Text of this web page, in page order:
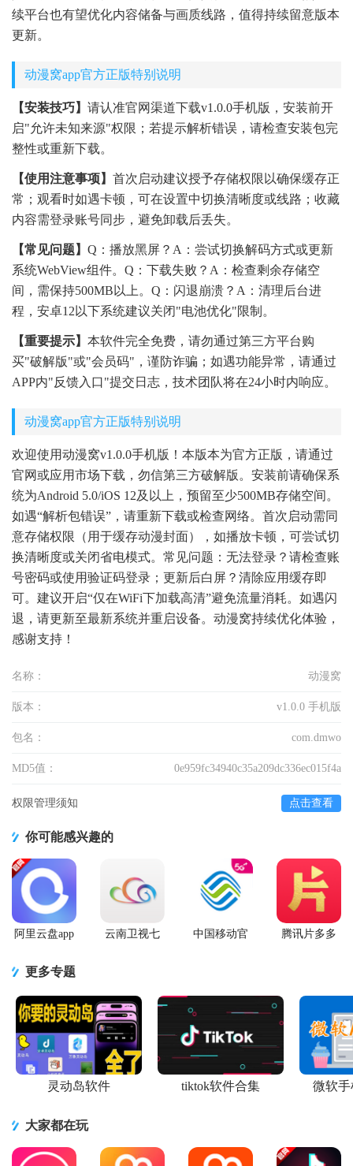
续平台也有望优化内容储备与画质线路，值得持续留意版本
更新。
动漫窝app官方正版特别说明
【安装技巧】 请认准官网渠道下载v1.0.0手机版，安装前开
启"允许未知来源"权限；若提示解析错误，请检查安装包完
整性或重新下载。
【使用注意事项】 首次启动建议授予存储权限以确保缓存正
常；观看时如遇卡顿，可在设置中切换清晰度或线路；收藏
内容需登录账号同步，避免卸载后丢失。
【常见问题】 Q：播放黑屏？A：尝试切换解码方式或更新
系统WebView组件。Q：下载失败？A：检查剩余存储空
间，需保持500MB以上。Q：闪退崩溃？A：清理后台进
程，安卓12以下系统建议关闭"电池优化"限制。
【重要提示】 本软件完全免费，请勿通过第三方平台购
买"破解版"或"会员码"，谨防诈骗；如遇功能异常，请通过
APP内"反馈入口"提交日志，技术团队将在24小时内响应。
动漫窝app官方正版特别说明
欢迎使用动漫窝v1.0.0手机版！本版本为官方正版，请通过
官网或应用市场下载，勿信第三方破解版。安装前请确保系
统为Android 5.0/iOS 12及以上，预留至少500MB存储空间。
如遇“解析包错误”，请重新下载或检查网络。首次启动需同
意存储权限（用于缓存动漫封面），如播放卡顿，可尝试切
换清晰度或关闭省电模式。常见问题：无法登录？请检查账
号密码或使用验证码登录；更新后白屏？清除应用缓存即
可。建议开启“仅在WiFi下加载高清”避免流量消耗。如遇闪
退，请更新至最新系统并重启设备。动漫窝持续优化体验，
感谢支持！
名称： 动漫窝
版本： v1.0.0 手机版
包名： com.dmwo
MD5值： 0e959fc34940c35a209dc336ec015f4a
权限管理须知 点击查看
你可能感兴趣的
阿里云盘app
云南卫视七
中国移动官
腾讯片多多
更多专题
灵动岛软件 tiktok软件合集 微软手
大家都在玩